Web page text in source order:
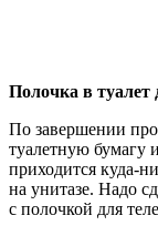
Полочка в туалет
По завершении
туалетную бумагу
приходится куда-
на унитазе. Надо
с полочкой для